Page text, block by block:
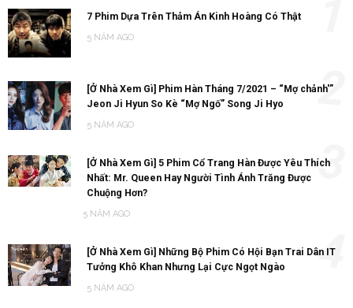
7 Phim Dựa Trên Thảm Án Kinh Hoàng Có Thật
5 NĂM AGO
[Ở Nhà Xem Gì] Phim Hàn Tháng 7/2021 – “Mợ chảnh'”
Jeon Ji Hyun So Kè “Mợ Ngố” Song Ji Hyo
5 NĂM AGO
2
[Ở Nhà Xem Gì] 5 Phim Cổ Trang Hàn Được Yêu Thích
Nhất: Mr. Queen Hay Người Tình Ánh Trăng Được
Chuộng Hơn?
5 NĂM AGO
3
[Ở Nhà Xem Gì] Những Bộ Phim Có Hội Bạn Trai Dân IT
Tưởng Khô Khan Nhưng Lại Cực Ngọt Ngào
5 NĂM AGO
4